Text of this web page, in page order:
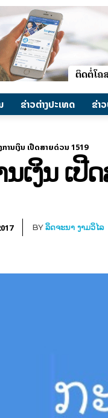
ຂ່າວຕ່າງປະເທດ ຂ່າ
ານເງິນ ເປີດສາຍດ່ວນ 1519
ເງິນ ເປີ
BYລິດຈະນາ ງາມວິໄລ